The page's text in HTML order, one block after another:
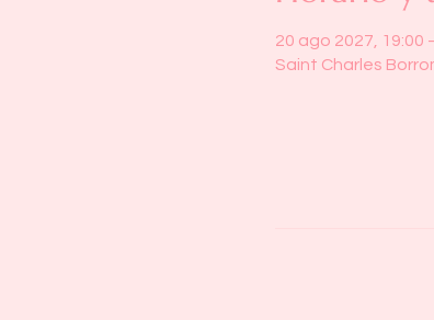
20 ago 2027, 19:00
Saint Charles